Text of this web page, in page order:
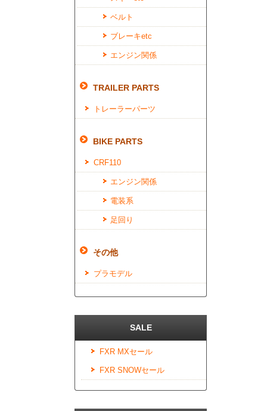
ベルト
ブレーキetc
エンジン関係
TRAILER PARTS
トレーラーパーツ
BIKE PARTS
CRF110
エンジン関係
電装系
足回り
その他
プラモデル
SALE
FXR MXセール
FXR SNOWセール